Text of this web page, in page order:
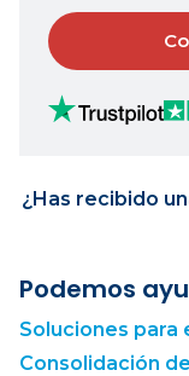
¿Has recibido
Podemos
Soluciones para
Consolidación